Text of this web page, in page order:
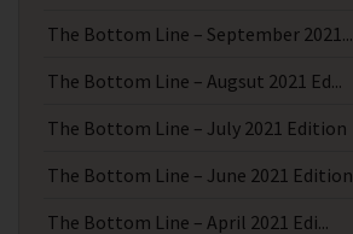
The Bottom Line – September 2021...
The Bottom Line – Augsut 2021 Ed...
The Bottom Line – July 2021 Edition
The Bottom Line – June 2021 Edition
The Bottom Line – April 2021 Edi...